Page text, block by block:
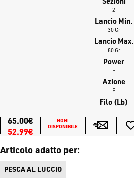
2
Lancio Min.
30 Gr
Lancio Max.
80 Gr
Power
-
Azione
F
Filo (lb)
-
65.00€
52.99€
NON
DISPONIBILE
Articolo adatto per:
PESCA AL LUCCIO